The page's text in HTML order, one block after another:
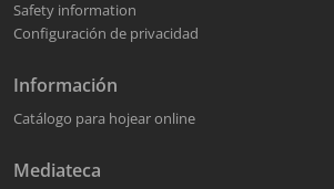
Safety information
Configuración de privacidad
Información
Catálogo para hojear online
Mediateca